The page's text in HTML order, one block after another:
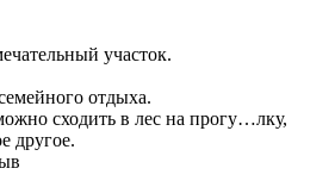
участок.
отдыха.
сходить в лес на прогу…лку,
другое.